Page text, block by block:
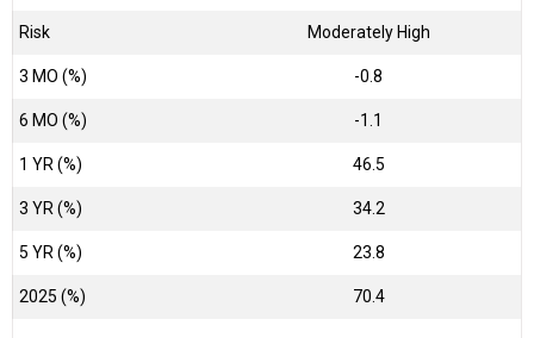
Risk Moderately High
3 MO (%) -0.8
6 MO (%) -1.1
1 YR (%) 46.5
3 YR (%) 34.2
5 YR (%) 23.8
2025 (%) 70.4